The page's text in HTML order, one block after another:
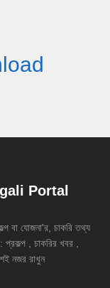
Portal
বা যোজনা'র, চাকরি তথ্য
, চাকরির খবর ,
নজর রাখুন